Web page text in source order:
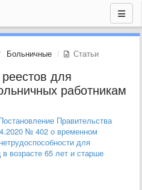
Больничные Статьи
для
работникам
Правительства
№ 402 о временном
для
возрасте 65 лет и старше